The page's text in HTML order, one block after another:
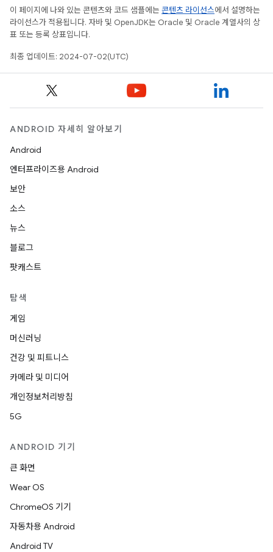
이 페이지에 나와 있는 콘텐츠와 코드 샘플에는 콘텐츠 라이선스에서 설명하는
라이선스가 적용됩니다. 자바 및 OpenJDK는 Oracle 및 Oracle 계열사의 상
표 또는 등록 상표입니다.
최종 업데이트: 2024-07-02(UTC)
ANDROID 자세히 알아보기
Android
엔터프라이즈용 Android
보안
소스
뉴스
블로그
팟캐스트
탐색
게임
머신러닝
건강 및 피트니스
카메라 및 미디어
개인정보처리방침
5G
ANDROID 기기
큰 화면
Wear OS
ChromeOS 기기
자동차용 Android
Android TV